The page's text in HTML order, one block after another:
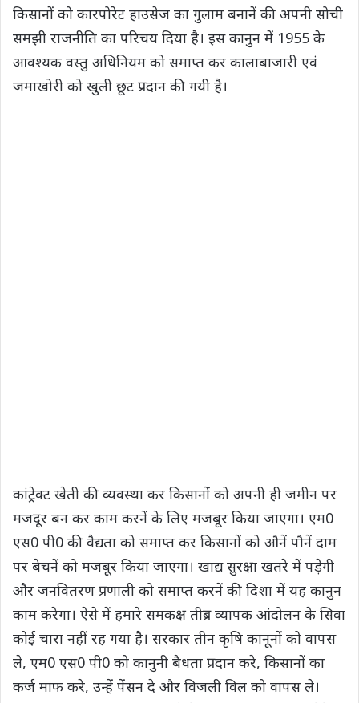
किसानों को कारपोरेट हाउसेज का गुलाम बनानें की अपनी सोची
समझी राजनीति का परिचय दिया है। इस कानुन में 1955 के
आवश्यक वस्तु अधिनियम को समाप्त कर कालाबाजारी एवं
जमाखोरी को खुली छूट प्रदान की गयी है।
कांट्रेक्ट खेती की व्यवस्था कर किसानों को अपनी ही जमीन पर
मजदूर बन कर काम करनें के लिए मजबूर किया जाएगा। एम0
एस0 पी0 की वैद्यता को समाप्त कर किसानों को औनें पौनें दाम
पर बेचनें को मजबूर किया जाएगा। खाद्य सुरक्षा खतरे में पड़ेगी
और जनवितरण प्रणाली को समाप्त करनें की दिशा में यह कानुन
काम करेगा। ऐसे में हमारे समकक्ष तीब्र व्यापक आंदोलन के सिवा
कोई चारा नहीं रह गया है। सरकार तीन कृषि कानूनों को वापस
ले, एम0 एस0 पी0 को कानुनी बैधता प्रदान करे, किसानों का
कर्ज माफ करे, उन्हें पेंसन दे और विजली विल को वापस ले।